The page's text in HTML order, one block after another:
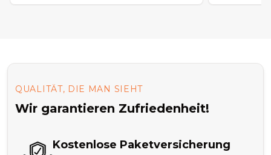
QUALITÄT, DIE MAN SIEHT
Wir garantieren Zufriedenheit!
Kostenlose Paketversicherung